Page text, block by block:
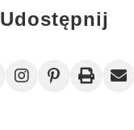
Udostępnij